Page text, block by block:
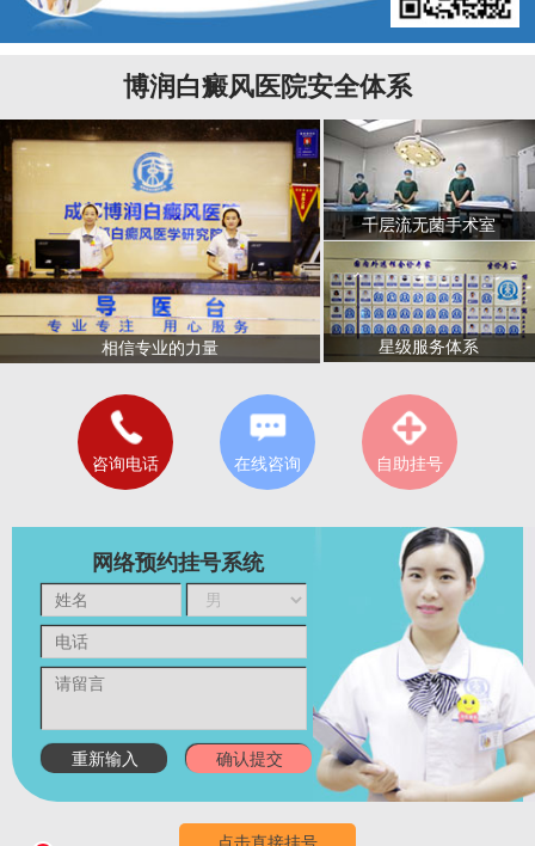
博润白癜风医院安全体系
相信专业的力量
千层流无菌手术室
星级服务体系
咨询电话 在线咨询 自助挂号
网络预约挂号系统